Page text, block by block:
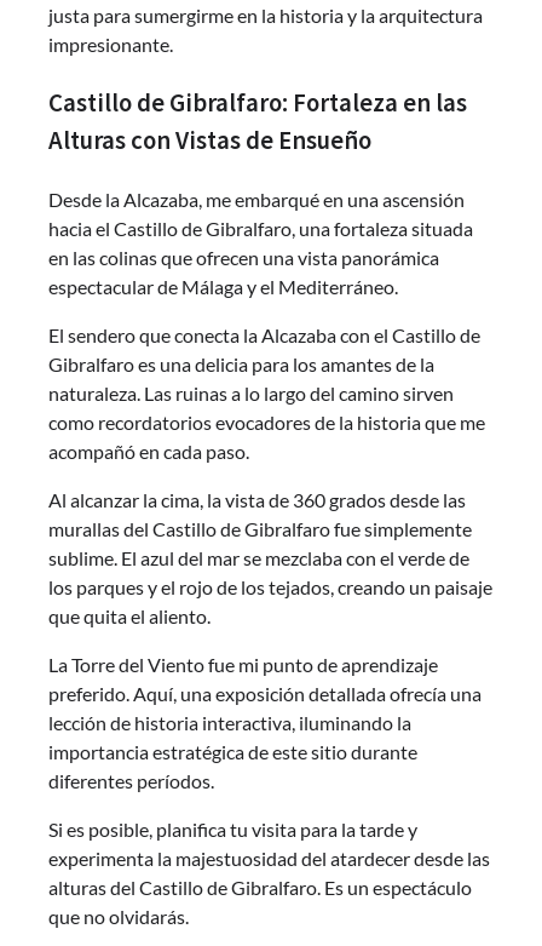
justa para sumergirme en la historia y la arquitectura
impresionante.
Castillo de Gibralfaro: Fortaleza en las
Alturas con Vistas de Ensueño
Desde la Alcazaba, me embarqué en una ascensión
hacia el Castillo de Gibralfaro, una fortaleza situada
en las colinas que ofrecen una vista panorámica
espectacular de Málaga y el Mediterráneo.
El sendero que conecta la Alcazaba con el Castillo de
Gibralfaro es una delicia para los amantes de la
naturaleza. Las ruinas a lo largo del camino sirven
como recordatorios evocadores de la historia que me
acompañó en cada paso.
Al alcanzar la cima, la vista de 360 grados desde las
murallas del Castillo de Gibralfaro fue simplemente
sublime. El azul del mar se mezclaba con el verde de
los parques y el rojo de los tejados, creando un paisaje
que quita el aliento.
La Torre del Viento fue mi punto de aprendizaje
preferido. Aquí, una exposición detallada ofrecía una
lección de historia interactiva, iluminando la
importancia estratégica de este sitio durante
diferentes períodos.
Si es posible, planifica tu visita para la tarde y
experimenta la majestuosidad del atardecer desde las
alturas del Castillo de Gibralfaro. Es un espectáculo
que no olvidarás.